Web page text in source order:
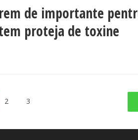
de importante
proteja de toxine
2 3